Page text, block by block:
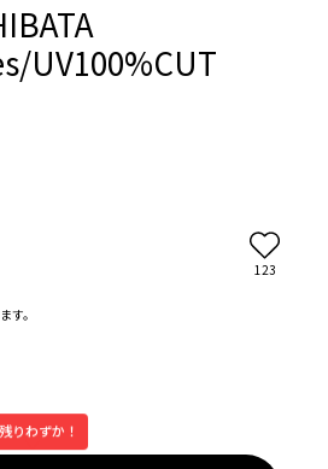
UV100%CUT
123
す。
りわずか！